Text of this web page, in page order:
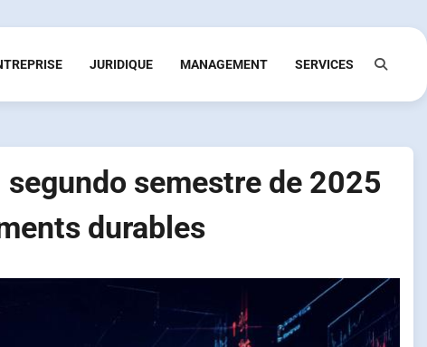
JURIDIQUE MANAGEMENT SERVICES
semestre de 2025
durables